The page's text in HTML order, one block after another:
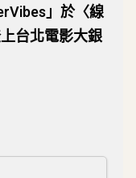
」於〈線
台北電影大銀